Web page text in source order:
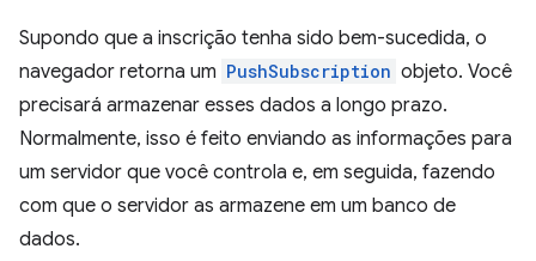
Supondo que a inscrição tenha sido bem-sucedida, o
navegador retorna um PushSubscription objeto. Você
precisará armazenar esses dados a longo prazo.
Normalmente, isso é feito enviando as informações para
um servidor que você controla e, em seguida, fazendo
com que o servidor as armazene em um banco de
dados.